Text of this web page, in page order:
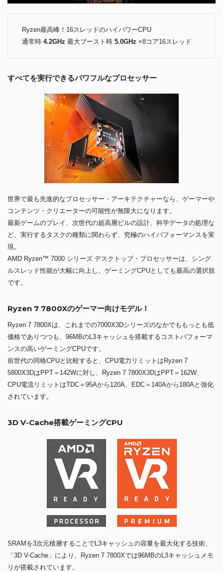
Ryzen最高峰！16スレッドのハイパワーCPU
通常時 4.2GHz 最大ブースト時 5.0GHz ×8コア16スレッド
すべてを実行できるパワフルなプロセッサー
世界で最も先進的なプロセッサー・アーキテクチャーなら、ゲーマーや
コンテンツ・クリエーターの可能性が無限大になります。
最新ゲームのプレイ、次世代の超高層ビルの設計、科学データの処理な
ど、実行するタスクの種類に関わらず、究極のハイパフォーマンスを実
現。
AMD Ryzen™ 7000 シリーズ デスクトップ・プロセッサーは、シング
ルスレッド性能が大幅に向上し、ゲーミングCPUとしても最高の選択肢
です。
Ryzen 7 7800Xのゲーマー向けモデル！
Ryzen 7 7800Xは、これまでの7000X3Dシリーズのなかでももっとも低
価格でありつつも、96MBのL3キャッシュを搭載するコストパフォーマ
ンスの高いゲーミングCPUです。
前世代の同格CPUと比較すると、CPU電力リミットはRyzen 7
5800X3DはPPT＝142Wに対し、Ryzen 7 7800X3DはPPT＝162W、
CPU電流リミットはTDC＝95Aから120A、EDC＝140Aから180Aと強化
されています。
3D V-Cache搭載ゲーミングCPU
SRAMを3次元積層することでL3キャッシュの容量を最大化する技術、
「3D V-Cache」により、Ryzen 7 7800Xでは96MBのL3キャッシュメモ
リが搭載されています。